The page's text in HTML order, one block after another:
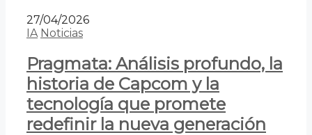
27/04/2026
IA Noticias
Pragmata: Análisis profundo, la
historia de Capcom y la
tecnología que promete
redefinir la nueva generación